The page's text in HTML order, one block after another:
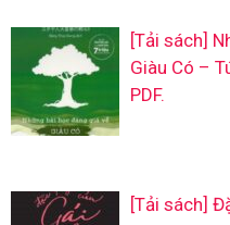
[Tải sách]
Giàu Có –
PDF.
[Tải sách]